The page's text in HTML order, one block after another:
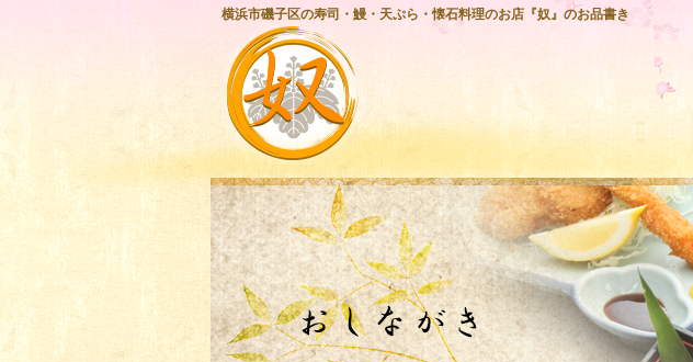
横浜市磯子区の寿司・鰻・天ぷら・懐石料理のお店『奴』のお品書き